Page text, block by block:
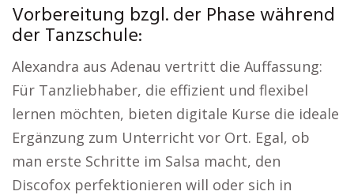
Vorbereitung bzgl. der Phase während
der Tanzschule:
Alexandra aus Adenau vertritt die Auffassung:
Für Tanzliebhaber, die effizient und flexibel
lernen möchten, bieten digitale Kurse die ideale
Ergänzung zum Unterricht vor Ort. Egal, ob
man erste Schritte im Salsa macht, den
Discofox perfektionieren will oder sich in